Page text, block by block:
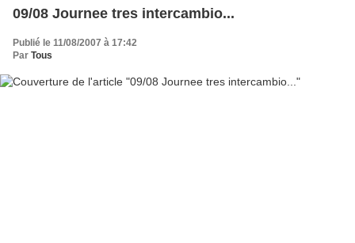
09/08 Journee tres intercambio...
Publié le 11/08/2007 à 17:42
Par Tous